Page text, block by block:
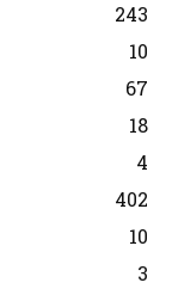
243
10
67
18
4
402
10
3